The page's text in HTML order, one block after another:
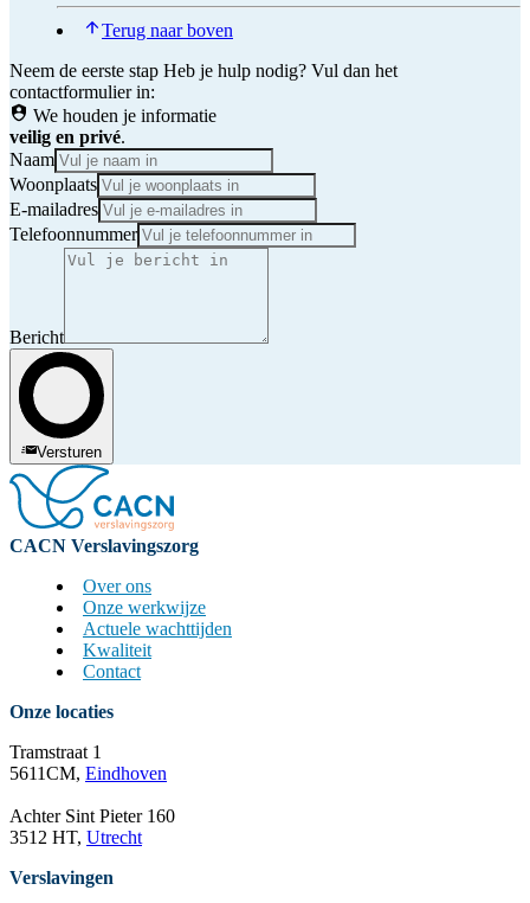
Terug naar boven
Neem de eerste stap Heb je hulp nodig? Vul dan het
contactformulier in:
We houden je informatie
veilig en privé.
Naam
Woonplaats
E-mailadres
Telefoonnummer
Bericht
Versturen
CACN Verslavingszorg
Over ons
Onze werkwijze
Actuele wachttijden
Kwaliteit
Contact
Onze locaties
Tramstraat 1
5611CM, Eindhoven
Achter Sint Pieter 160
3512 HT, Utrecht
Verslavingen